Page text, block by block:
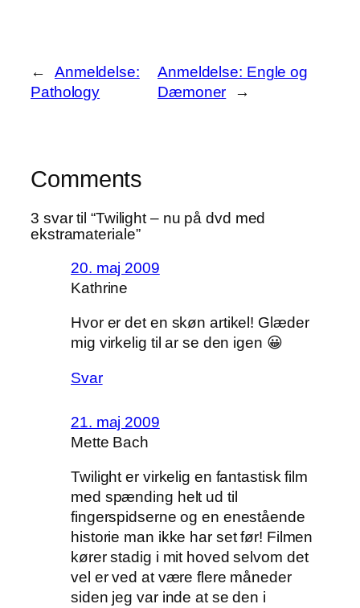
←
Anmeldelse:
Pathology
Anmeldelse: Engle og
Dæmoner
→
Comments
3 svar til “Twilight – nu på dvd med
ekstramateriale”
20. maj 2009
Kathrine
Hvor er det en skøn artikel! Glæder
mig virkelig til ar se den igen 😀
Svar
21. maj 2009
Mette Bach
Twilight er virkelig en fantastisk film
med spænding helt ud til
fingerspidserne og en enestående
historie man ikke har set før! Filmen
kører stadig i mit hoved selvom det
vel er ved at være flere måneder
siden jeg var inde at se den i